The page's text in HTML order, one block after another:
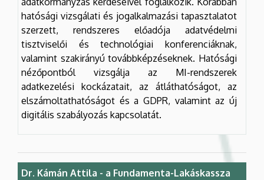
hatósági vizsgálati és jogalkalmazási tapasztalatot
szerzett, rendszeres előadója adatvédelmi
tisztviselői és technológiai konferenciáknak,
valamint szakirányú továbbképzéseknek. Hatósági
nézőpontból vizsgálja az MI-rendszerek
adatkezelési kockázatait, az átláthatóságot, az
elszámoltathatóságot és a GDPR, valamint az új
digitális szabályozás kapcsolatát.
Dr. Kámán Attila - a Fundamenta-Lakáskassza